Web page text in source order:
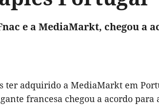
e a MediaMarkt, chegou a
ter adquirido a MediaMarkt em
francesa chegou a acordo